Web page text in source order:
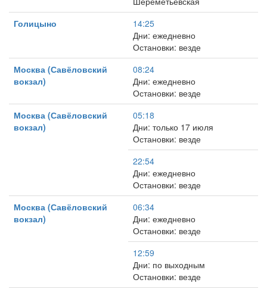
Голицыно
14:25
Дни: ежедневно
Остановки: везде
Москва (Савёловский
вокзал)
08:24
Дни: ежедневно
Остановки: везде
Москва (Савёловский
вокзал)
05:18
Дни: только 17 июля
Остановки: везде
22:54
Дни: ежедневно
Остановки: везде
Москва (Савёловский
вокзал)
06:34
Дни: ежедневно
Остановки: везде
12:59
Дни: по выходным
Остановки: везде